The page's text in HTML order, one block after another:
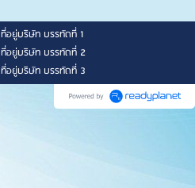
ที่อยู่บริษัท บรรทัดที่ 1
ที่อยู่บริษัท บรรทัดที่ 2
ที่อยู่บริษัท บรรทัดที่ 3